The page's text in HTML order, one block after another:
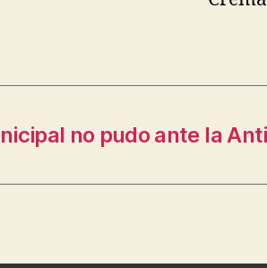
no pudo ante la